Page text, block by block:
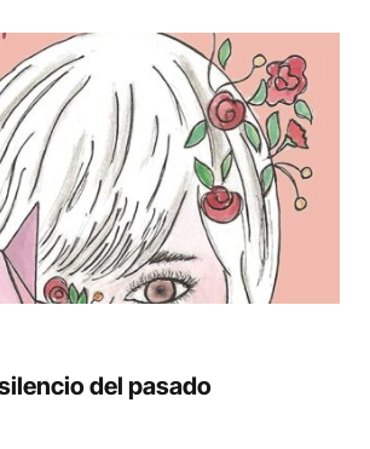
silencio del pasado